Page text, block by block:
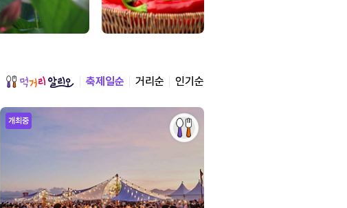
축제일순 거리순 인기순
개최중